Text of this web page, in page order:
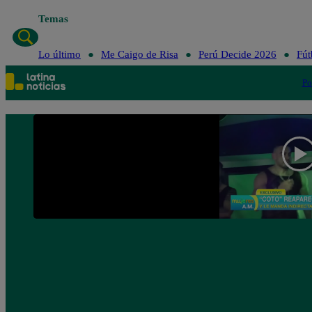
Temas
Lo último Me Caigo de Risa Perú Decide 2026